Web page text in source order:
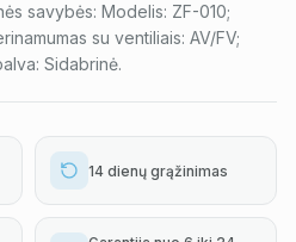
savybės: Modelis: ZF-010;
su ventiliais: AV/FV;
Sidabrinė.
14 dienų grąžinimas